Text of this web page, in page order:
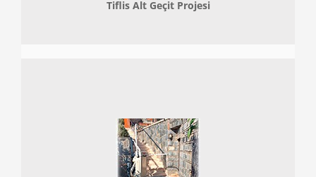
Tiflis Alt Geçit Projesi